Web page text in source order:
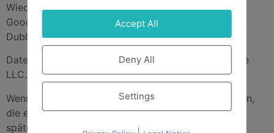
Wiedergabe von Videos des folgenden Anbieters:
Google Ireland Limited, Gordon House, 4 Barrow St,
Dublin, D04 E5W5, Irland
Daten können zudem übermittelt werden an: Google
LLC., USA
Wenn Sie eine Seite unseres Internetauftritts aufrufen,
die ein solches Plugin enthält, stellt Ihr Browser
spätestens im Zeitpunkt der Video-Wiedergabe eine
Accept All
Deny All
Settings